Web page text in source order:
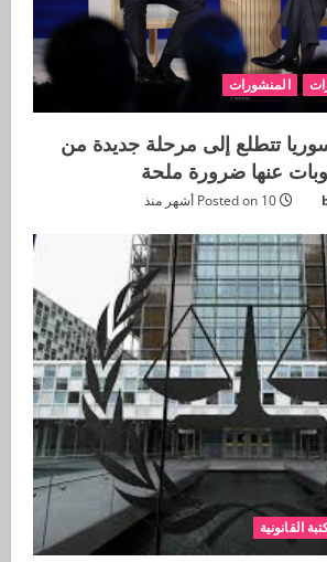
المنشورات
تتطلع إلى مرحلة جديدة من
عنها ضرورة ملحة
القانونية